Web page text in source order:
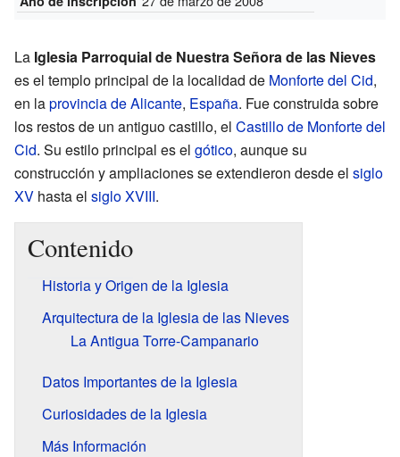
La Iglesia Parroquial de Nuestra Señora de las Nieves
es el templo principal de la localidad de Monforte del Cid,
en laprovincia de Alicante, España. Fue construida sobre
los restos de un antiguo castillo, el Castillo de Monforte del
Cid. Su estilo principal es el gótico, aunque su
construcción y ampliaciones se extendieron desde el siglo
XV hasta el siglo XVIII.
Contenido
Historia y Origen de la Iglesia
Arquitectura de la Iglesia de las Nieves
La Antigua Torre-Campanario
Datos Importantes de la Iglesia
Curiosidades de la Iglesia
Más Información